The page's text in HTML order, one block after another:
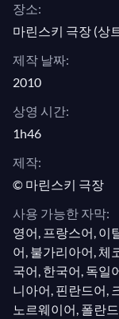
사진: N. Razina
이 프로그램은 웹
폼인 medici.tv에
다!
장소:
마린스키 극장 (상
제작 날짜:
2010
상영 시간:
1h46
제작:
© 마린스키 극장
사용 가능한 자막:
영어, 프랑스어, 이
어, 불가리아어, 체
국어, 한국어, 독일
니아어, 핀란드어,
노르웨이어, 폴란